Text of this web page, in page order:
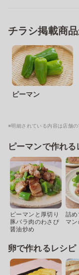
チラシ掲載商
ピーマン
※明細されている内容は店舗
ピーマンで作れる
ピーマンと厚切り
豚バラ肉のわさび
醤油炒め
詰
マ
卵で作れるレシピ